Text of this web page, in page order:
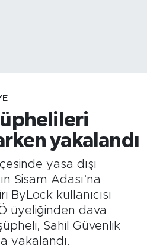
yakalandı
yasa dışı
Sisam Adası’na
ByLock kullanıcısı
üyeliğinden dava
Sahil Güvenlik
yakalandı.